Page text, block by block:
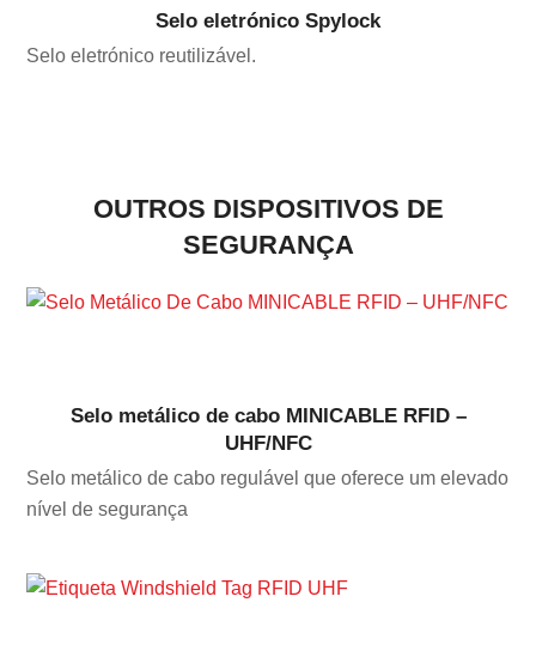
Selo eletrónico Spylock
Selo eletrónico reutilizável.
OUTROS DISPOSITIVOS DE
SEGURANÇA
Selo metálico de cabo MINICABLE RFID –
UHF/NFC
Selo metálico de cabo regulável que oferece um elevado
nível de segurança